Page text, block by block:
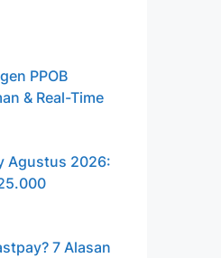
PPOB
& Real-Time
Agustus 2026:
7 Alasan